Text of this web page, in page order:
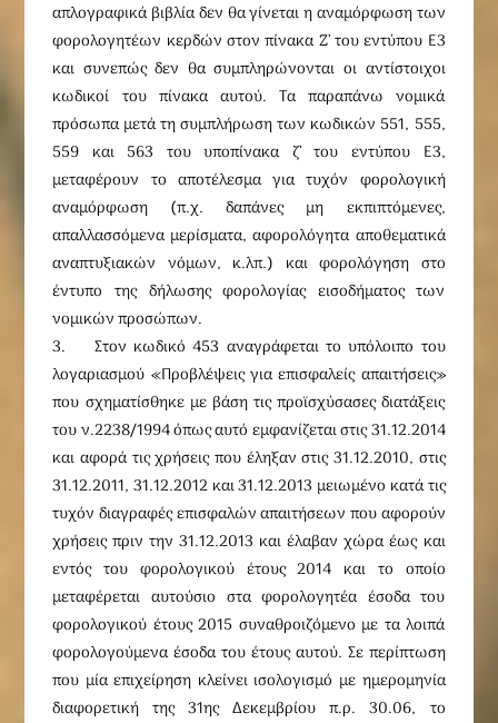
απλογραφικά βιβλία δεν θα γίνεται η αναμόρφωση των
φορολογητέων κερδών στον πίνακα Ζ’ του εντύπου Ε3
και συνεπώς δεν θα συμπληρώνονται οι αντίστοιχοι
κωδικοί του πίνακα αυτού. Τα παραπάνω νομικά
πρόσωπα μετά τη συμπλήρωση των κωδικών 551, 555,
559 και 563 του υποπίνακα ζ’ του εντύπου Ε3,
μεταφέρουν το αποτέλεσμα για τυχόν φορολογική
αναμόρφωση (π.χ. δαπάνες μη εκπιπτόμενες,
απαλλασσόμενα μερίσματα, αφορολόγητα αποθεματικά
αναπτυξιακών νόμων, κ.λπ.) και φορολόγηση στο
έντυπο της δήλωσης φορολογίας εισοδήματος των
νομικών προσώπων.
3. Στον κωδικό 453 αναγράφεται το υπόλοιπο του
λογαριασμού «Προβλέψεις για επισφαλείς απαιτήσεις»
που σχηματίσθηκε με βάση τις προϊσχύσασες διατάξεις
του ν.2238/1994 όπως αυτό εμφανίζεται στις 31.12.2014
και αφορά τις χρήσεις που έληξαν στις 31.12.2010, στις
31.12.2011, 31.12.2012 και 31.12.2013 μειωμένο κατά τις
τυχόν διαγραφές επισφαλών απαιτήσεων που αφορούν
χρήσεις πριν την 31.12.2013 και έλαβαν χώρα έως και
εντός του φορολογικού έτους 2014 και το οποίο
μεταφέρεται αυτούσιο στα φορολογητέα έσοδα του
φορολογικού έτους 2015 συναθροιζόμενο με τα λοιπά
φορολογούμενα έσοδα του έτους αυτού. Σε περίπτωση
που μία επιχείρηση κλείνει ισολογισμό με ημερομηνία
διαφορετική της 31ης Δεκεμβρίου π.ρ. 30.06, το